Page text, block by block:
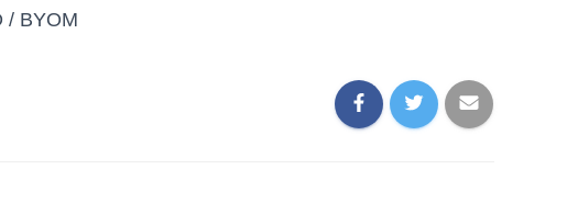
/ BYOM